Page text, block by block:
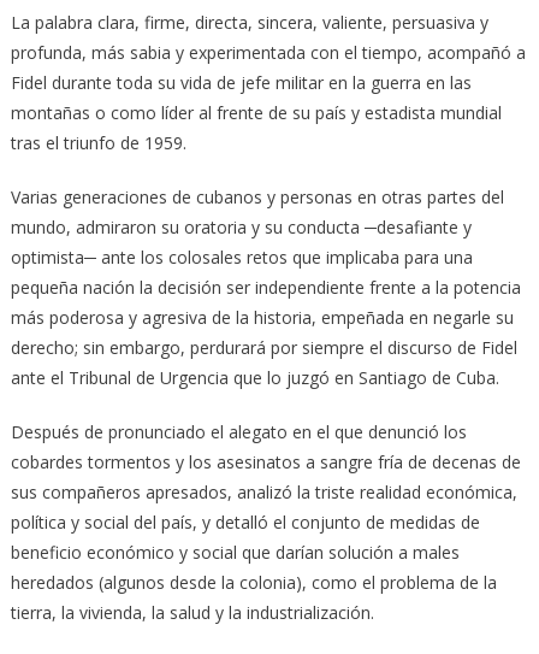
La palabra clara, firme, directa, sincera, valiente, persuasiva y
profunda, más sabia y experimentada con el tiempo, acompañó a
Fidel durante toda su vida de jefe militar en la guerra en las
montañas o como líder al frente de su país y estadista mundial
tras el triunfo de 1959.
Varias generaciones de cubanos y personas en otras partes del
mundo, admiraron su oratoria y su conducta ─desafiante y
optimista─ ante los colosales retos que implicaba para una
pequeña nación la decisión ser independiente frente a la potencia
más poderosa y agresiva de la historia, empeñada en negarle su
derecho; sin embargo, perdurará por siempre el discurso de Fidel
ante el Tribunal de Urgencia que lo juzgó en Santiago de Cuba.
Después de pronunciado el alegato en el que denunció los
cobardes tormentos y los asesinatos a sangre fría de decenas de
sus compañeros apresados, analizó la triste realidad económica,
política y social del país, y detalló el conjunto de medidas de
beneficio económico y social que darían solución a males
heredados (algunos desde la colonia), como el problema de la
tierra, la vivienda, la salud y la industrialización.